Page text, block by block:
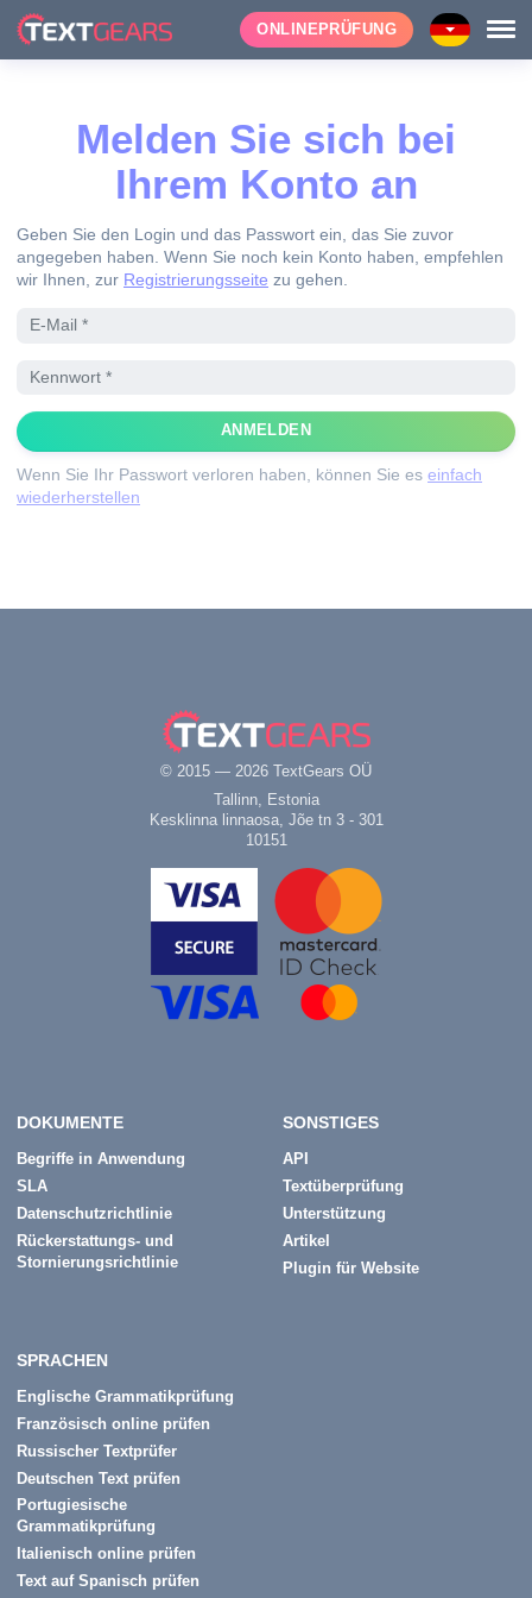
ONLINEPRÜFUNG
Melden Sie sich bei
Ihrem Konto an
Geben Sie den Login und das Passwort ein, das Sie zuvor
angegeben haben. Wenn Sie noch kein Konto haben, empfehlen
wir Ihnen, zur Registrierungsseite zu gehen.
ANMELDEN
Wenn Sie Ihr Passwort verloren haben, können Sie es einfach
wiederherstellen
© 2015 — 2026 TextGears OÜ
Tallinn, Estonia
Kesklinna linnaosa, Jõe tn 3 - 301
10151
DOKUMENTE
Begriffe in Anwendung
SLA
Datenschutzrichtlinie
Rückerstattungs- und
Stornierungsrichtlinie
SONSTIGES
API
Textüberprüfung
Unterstützung
Artikel
Plugin für Website
SPRACHEN
Englische Grammatikprüfung
Französisch online prüfen
Russischer Textprüfer
Deutschen Text prüfen
Portugiesische
Grammatikprüfung
Italienisch online prüfen
Text auf Spanisch prüfen